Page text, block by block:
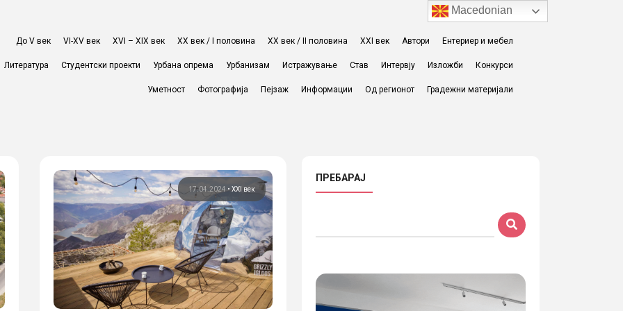
До V век VI-XV век XVI – XIX век ХХ век / I половина ХХ век / II половина XXI век Автори Ентериер и мебел
Литература Студентски проекти Урбана опрема Урбанизам Истражување Став Интервју Изложби Конкурси
Уметност Фотографија Пејзаж Информации Од регионот Градежни материјали
17.04.2024 • XXI век
ПРЕБАРАЈ
Macedonian